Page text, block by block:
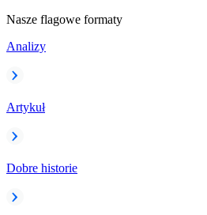
Nasze flagowe formaty
Analizy
Artykuł
Dobre historie